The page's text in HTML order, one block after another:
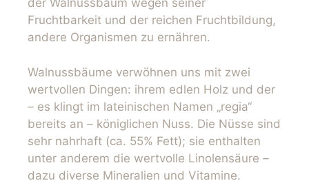
der Walnussbaum wegen seiner
Fruchtbarkeit und der reichen Fruchtbildung,
andere Organismen zu ernähren.
Walnussbäume verwöhnen uns mit zwei
wertvollen Dingen: ihrem edlen Holz und der
– es klingt im lateinischen Namen „regia“
bereits an – königlichen Nuss. Die Nüsse sind
sehr nahrhaft (ca. 55% Fett); sie enthalten
unter anderem die wertvolle Linolensäure –
dazu diverse Mineralien und Vitamine.